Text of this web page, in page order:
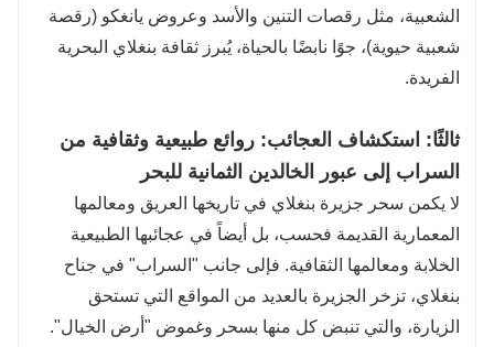
الشعبية، مثل رقصات التنين والأسد وعروض يانغكو (رقصة
شعبية حيوية)، جوًا نابضًا بالحياة، يُبرز ثقافة بنغلاي البحرية
الفريدة.
ثالثًا: استكشاف العجائب: روائع طبيعية وثقافية من
السراب إلى عبور الخالدين الثمانية للبحر
لا يكمن سحر جزيرة بنغلاي في تاريخها العريق ومعالمها
المعمارية القديمة فحسب، بل أيضاً في عجائبها الطبيعية
الخلابة ومعالمها الثقافية. فإلى جانب "السراب" في جناح
بنغلاي، تزخر الجزيرة بالعديد من المواقع التي تستحق
الزيارة، والتي تنبض كل منها بسحر وغموض "أرض الخيال".